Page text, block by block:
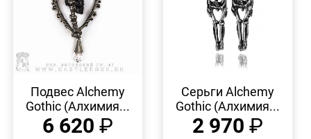
ПРОСМОТР
Подвес Alchemy
Gothic (Алхимия...
6 620 ₽
ПРОСМОТР
Серьги Alchemy
Gothic (Алхимия...
2 970 ₽